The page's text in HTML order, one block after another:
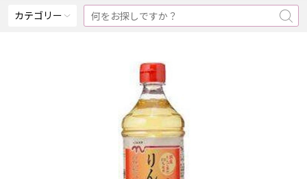
カテゴリー